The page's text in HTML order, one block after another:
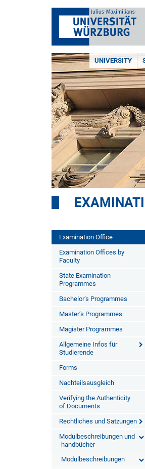
UNIVERSITY
Examination Office
Examination Offices by
Faculty
State Examination
Programmes
Bachelor’s Programmes
Master’s Programmes
Magister Programmes
Allgemeine Infos für
Studierende
Forms
Nachteilsausgleich
Verifying the Authenticity
of Documents
Rechtliches und Satzungen
Modulbeschreibungen und
-handbücher
Modulbeschreibungen